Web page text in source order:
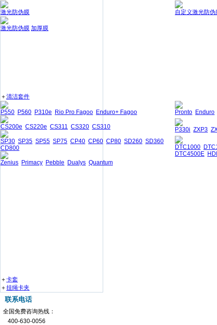
激光防伪膜
激光防伪膜 加厚膜
自定义激光防伪
＋清洁套件
P550 P560 P310e Rio Pro Fagoo Enduro+ Fagoo
CS200e CS220e CS311 CS320 CS310
SP30 SP35 SP55 SP75 CP40 CP60 CP80 SD260 SD360
CD800
Zenius Primacy Pebble Dualys Quantum
Pronto Enduro
P330i ZXP3
DTC1000
DTC4500E
＋卡套
＋挂绳卡夹
联系电话
全国免费咨询热线：
400-630-0056